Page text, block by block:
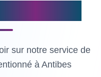
sur notre service de
à Antibes